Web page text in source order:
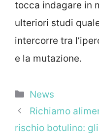
tocca indagare in
ulteriori studi
intercorre tra
e la mutazione.
Categorie
News
Richiamo
rischio botulino: